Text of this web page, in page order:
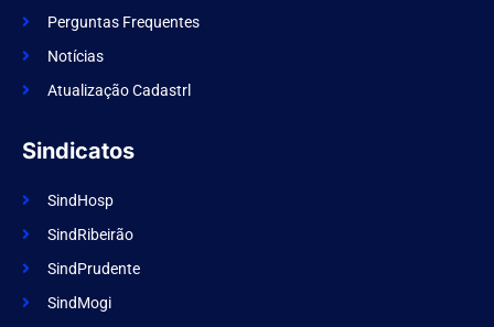
o
k
Perguntas Frequentes
Notícias
Atualização Cadastrl
Sindicatos
SindHosp
SindRibeirão
SindPrudente
SindMogi